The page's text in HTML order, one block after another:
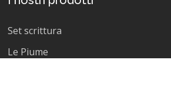
Set scrittura
Le Piume